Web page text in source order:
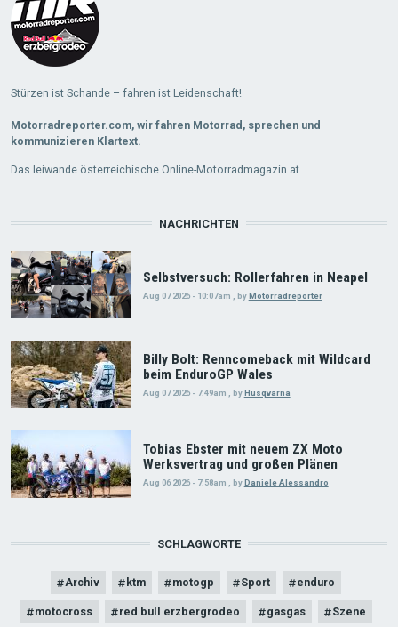
Stürzen ist Schande – fahren ist Leidenschaft!
Motorradreporter.com, wir fahren Motorrad, sprechen und
kommunizieren Klartext.
Das leiwande österreichische Online-Motorradmagazin.at
NACHRICHTEN
Selbstversuch: Rollerfahren in Neapel
Aug 07 2026 - 10:07am byMotorradreporter
Billy Bolt: Renncomeback mit Wildcard
beim EnduroGP Wales
Aug 07 2026 - 7:49am byHusqvarna
Tobias Ebster mit neuem ZX Moto
Werksvertrag und großen Plänen
Aug 06 2026 - 7:58am byDaniele Alessandro
SCHLAGWORTE
Archiv ktm motogp Sport enduro
motocross red bull erzbergrodeo gasgas Szene